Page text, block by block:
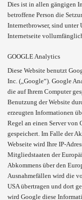
Dies ist in allen gängigen
betroffene Person die
Internetbrowser, sind unter
Internetseite
GOOGLE Analytics
Diese Website benutzt
Inc. („Google“). Google
die auf Ihrem Computer
Benutzung der Website
erzeugten Informationen
Regel an einen Server von
gespeichert. Im Falle der
Webseite wird Ihre IP-
Mitgliedstaaten der
Abkommens über den
Ausnahmefällen wird die
USA übertragen und dort
wird Google diese